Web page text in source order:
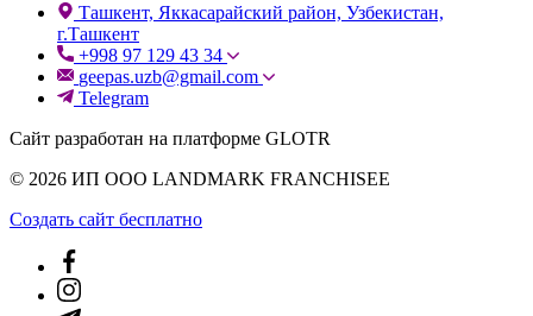
Ташкент, Яккасарайский район, Узбекистан,
г.Ташкент
+998 97 129 43 34
geepas.uzb@gmail.com
Telegram
Сайт разработан на платформе GLOTR
© 2026 ИП ООО LANDMARK FRANCHISEE
Создать cайт бесплатно